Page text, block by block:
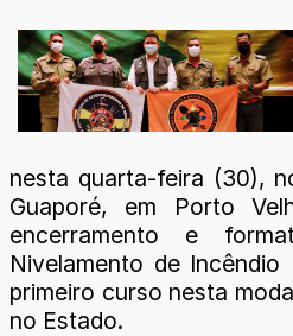
nesta quarta-feira (30),
Guaporé, em Porto
encerramento e
Nivelamento de
primeiro curso nesta
no Estado.